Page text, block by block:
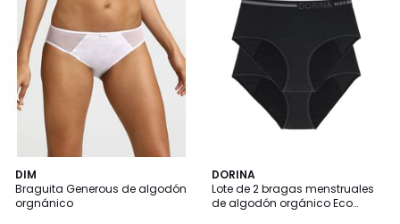
DIM
Braguita Generous de algodón
orgnánico
4,4
/ 5
2
Colores
DORINA
Lote de 2 bragas menstruales
de algodón orgánico Eco
4,3
/ 5